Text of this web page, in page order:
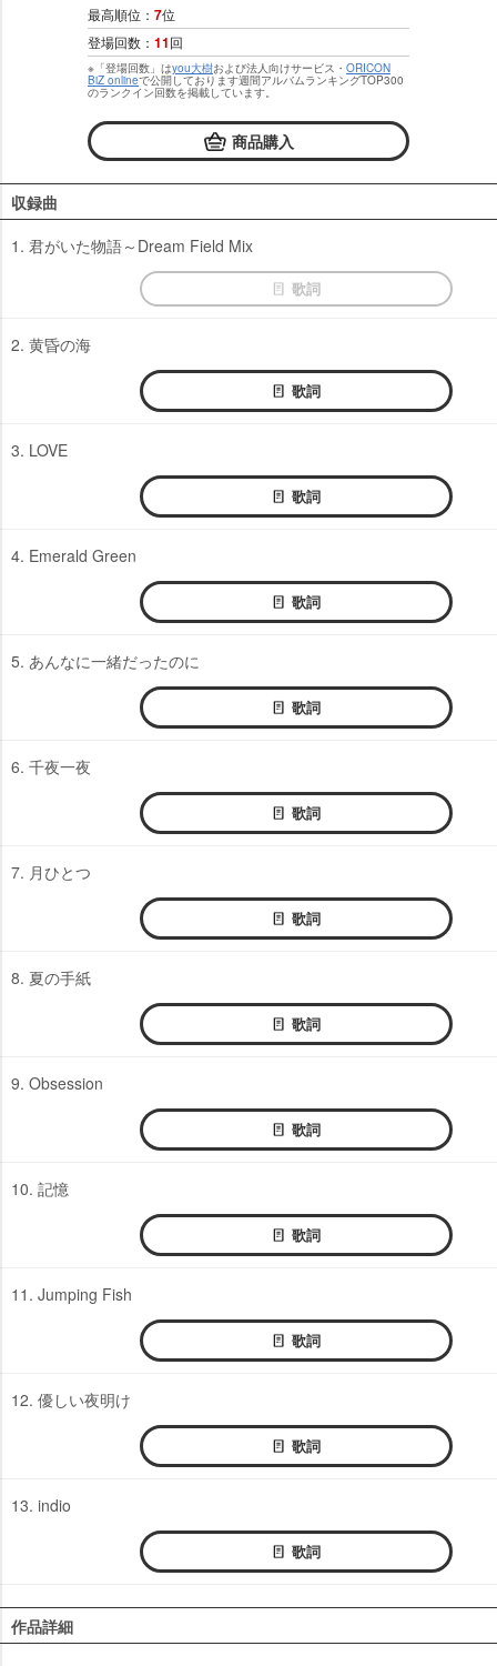
最高順位： 7位
登場回数： 11回
※「登場回数」はyou大樹および法人向けサービス・ ORICON
BiZ onlineで公開しております週間アルバムランキングTOP300
のランクイン回数を掲載しています。
商品購入
収録曲
1. 君がいた物語～Dream Field Mix
歌詞
2. 黄昏の海
歌詞
3. LOVE
歌詞
4. Emerald Green
歌詞
5. あんなに一緒だったのに
歌詞
6. 千夜一夜
歌詞
7. 月ひとつ
歌詞
8. 夏の手紙
歌詞
9. Obsession
歌詞
10. 記憶
歌詞
11. Jumping Fish
歌詞
12. 優しい夜明け
歌詞
13. indio
歌詞
作品詳細